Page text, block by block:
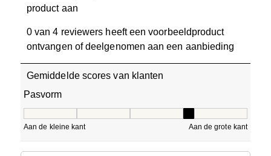
product aan
0 van 4 reviewers heeft een voorbeeldproduct
ontvangen of deelgenomen aan een aanbieding
Gemiddelde scores van klanten
Pasvorm
Aan de kleine kant Aan de grote kant